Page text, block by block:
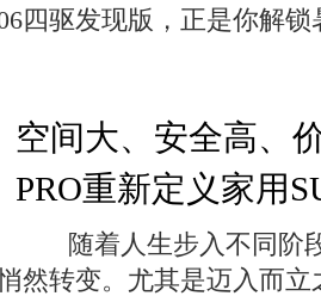
四驱发现版，正是你解
空间大、安全高、
PRO重新定义家用
随着人生步入不同阶
然转变。尤其是迈入而立